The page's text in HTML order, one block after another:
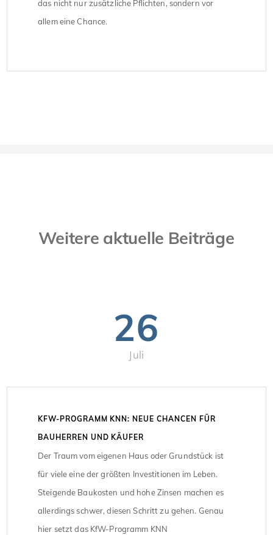
das nicht nur zusätzliche Pflichten, sondern vor
allem eine Chance.
Weitere aktuelle Beiträge
26
Juli
KFW-PROGRAMM KNN: NEUE CHANCEN FÜR
BAUHERREN UND KÄUFER
Der Traum vom eigenen Haus oder Grundstück ist
für viele eine der größten Investitionen im Leben.
Steigende Baukosten und hohe Zinsen machen es
allerdings schwer, diesen Schritt zu gehen. Genau
hier setzt das KfW-Programm KNN